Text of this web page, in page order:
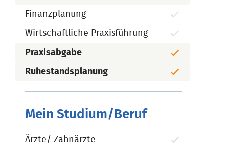
Finanzplanung
Wirtschaftliche Praxisführung
Praxisabgabe
Ruhestandsplanung
Mein Studium/Beruf
Ärzte/ Zahnärzte